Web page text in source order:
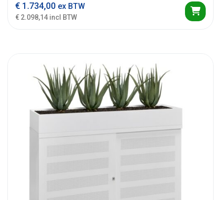
€ 1.734,00 ex BTW
€ 2.098,14 incl BTW